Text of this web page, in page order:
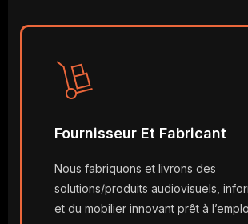
Fournisseur Et Fabricant
Nous fabriquons et livrons des
solutions/produits audiovisuels,
et du mobilier innovant prêt à